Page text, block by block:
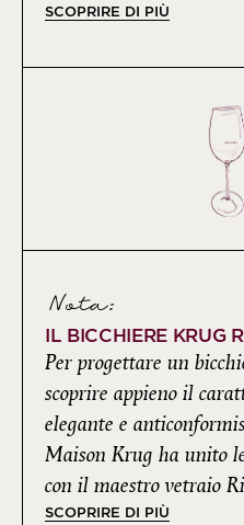
SCOPRIRE DI PIÙ
Nota:
IL BICCHIERE KRUG
Per progettare un
scoprire appieno il
elegante e
Maison Krug ha unito
con il maestro vetraio
SCOPRIRE DI PIÙ